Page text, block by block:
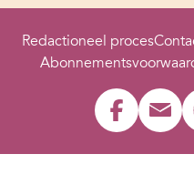
Redactioneel proces